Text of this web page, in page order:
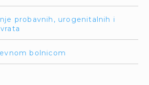
probavnih, urogenitalnih i
bolnicom